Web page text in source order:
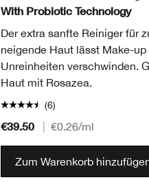
With Probiotic Technology
Der extra sanfte Reiniger für
neigende Haut lässt Make-up
Unreinheiten verschwinden.
Haut mit Rosazea.
(6)
€39.50 €0.26/ml
Zum Warenkorb